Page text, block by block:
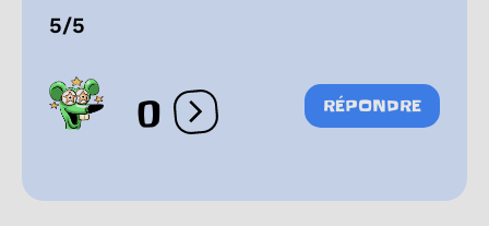
5/5
0 Ouvrir les réactions
RÉPONDRE